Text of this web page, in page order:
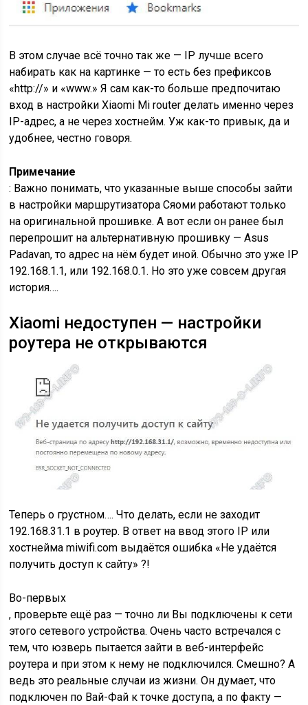
В этом случае всё точно так же — IP лучше всего
набирать как на картинке — то есть без префиксов
«http://» и «www.» Я сам как-то больше предпочитаю
вход в настройки Xiaomi Mi router делать именно через
IP-адрес, а не через хостнейм. Уж как-то привык, да и
удобнее, честно говоря.
Примечание
: Важно понимать, что указанные выше способы зайти
в настройки маршрутизатора Сяоми работают только
на оригинальной прошивке. А вот если он ранее был
перепрошит на альтернативную прошивку — Asus
Padavan, то адрес на нём будет иной. Обычно это уже IP
192.168.1.1, или 192.168.0.1. Но это уже совсем другая
история….
Xiaomi недоступен — настройки
роутера не открываются
Теперь о грустном…. Что делать, если не заходит
192.168.31.1 в роутер. В ответ на ввод этого IP или
хостнейма miwifi.com выдаётся ошибка «Не удаётся
получить доступ к сайту» ?!
Во-первых
, проверьте ещё раз — точно ли Вы подключены к сети
этого сетевого устройства. Очень часто встречался с
тем, что юзверь пытается зайти в веб-интерфейс
роутера и при этом к нему не подключился. Смешно? А
ведь это реальные случаи из жизни. Он думает, что
подключен по Вай-Фай к точке доступа, а по факту —